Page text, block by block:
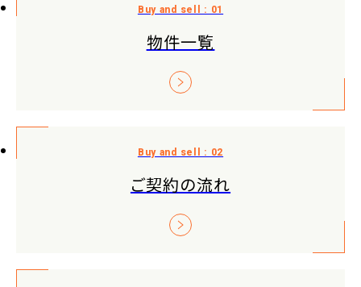
物件一覧
ご契約の流れ